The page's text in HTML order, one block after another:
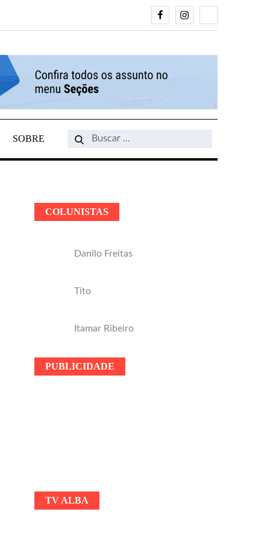
FacebookInstagram
SOBRE
Search
COLUNISTAS
Danilo Freitas
Tito
Itamar Ribeiro
PUBLICIDADE
TV ALBA